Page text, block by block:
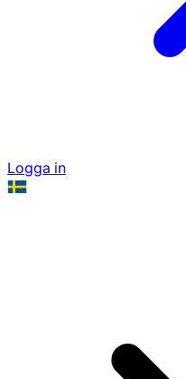
Logga in